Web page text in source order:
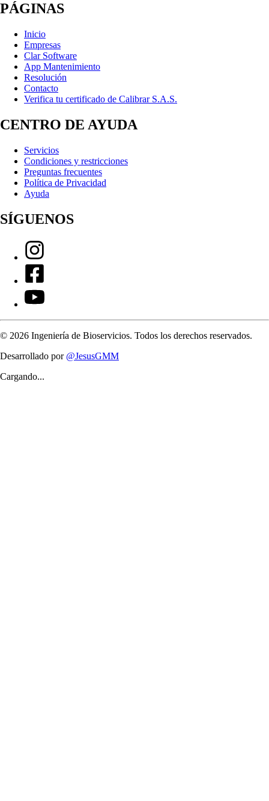
PÁGINAS
Inicio
Empresas
Clar Software
App Mantenimiento
Resolución
Contacto
Verifica tu certificado de Calibrar S.A.S.
CENTRO DE AYUDA
Servicios
Condiciones y restricciones
Preguntas frecuentes
Política de Privacidad
Ayuda
SÍGUENOS
© 2026 Ingeniería de Bioservicios. Todos los derechos reservados.
Desarrollado por @JesusGMM
Cargando...